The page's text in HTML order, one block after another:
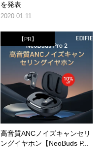
を発表
2020.01.11
【PR】
高音質ANCノイズキャンセリ
ングイヤホン【NeoBuds P...